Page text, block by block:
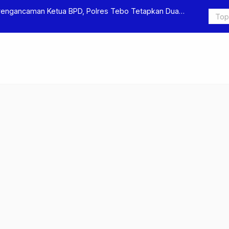
Ketua BPD, Polres Tebo Tetapkan Dua
Polres